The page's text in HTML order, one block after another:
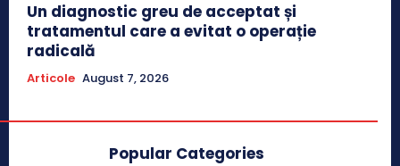
Un diagnostic greu de acceptat și
tratamentul care a evitat o operație
radicală
Articole August 7, 2026
Popular Categories